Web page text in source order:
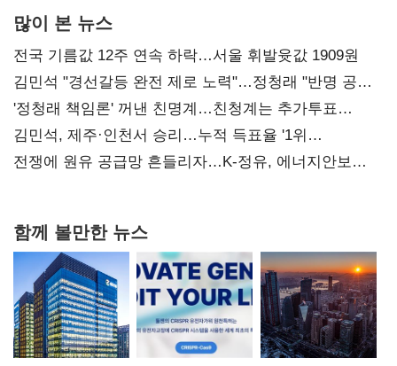
많이 본 뉴스
전국 기름값 12주 연속 하락…서울 휘발윳값 1909원
김민석 "경선갈등 완전 제로 노력"…정청래 "반명 공세
사과부터"
'정청래 책임론' 꺼낸 친명계…친청계는 추가투표
때리기
김민석, 제주·인천서 승리…누적 득표율 '1위
탈환'(종합)
전쟁에 원유 공급망 흔들리자…K-정유, 에너지안보
함께 볼만한 뉴스